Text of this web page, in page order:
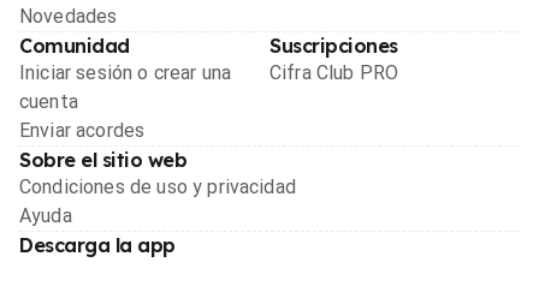
Novedades
Comunidad
Iniciar sesión o crear una
cuenta
Enviar acordes
Suscripciones
Cifra Club PRO
Sobre el sitio web
Condiciones de uso y privacidad
Ayuda
Descarga la app